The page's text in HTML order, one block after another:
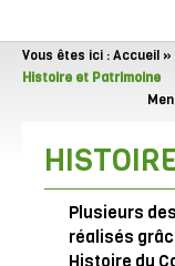
Vous êtes ici :Accueil »
Histoire et Patrimoine
Plusieurs
réalisés
Histoire du